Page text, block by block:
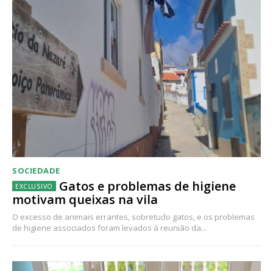
SOCIEDADE
Gatos e problemas de higiene
motivam queixas na vila
O excesso de animais errantes, sobretudo gatos, e os problemas
de higiene associados foram levados à reunião da...